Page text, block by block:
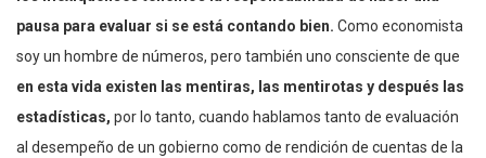
pausa para evaluar si se está contando bien. Como economista
soy un hombre de números, pero también uno consciente de que
en esta vida existen las mentiras, las mentirotas y después las
estadísticas, por lo tanto, cuando hablamos tanto de evaluación
al desempeño de un gobierno como de rendición de cuentas de la